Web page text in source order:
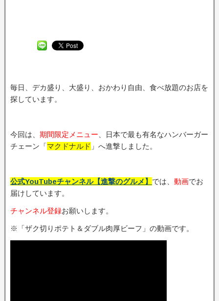
毎日、デカ盛り、大盛り、おかわり自由、食べ放題のお店を
探しています。
今回は、 期間限定メニュ ー 、日本で最も有名なハンバーガー
チェーン「マクドナルド 」へ進撃しました。
公式YouTubeチャンネル【進撃のグルメ】 では、 動画でお
届けしています。
チャンネル登録お願いします。
※「ザク切りポテト＆ダブル肉厚ビーフ」の動画です。